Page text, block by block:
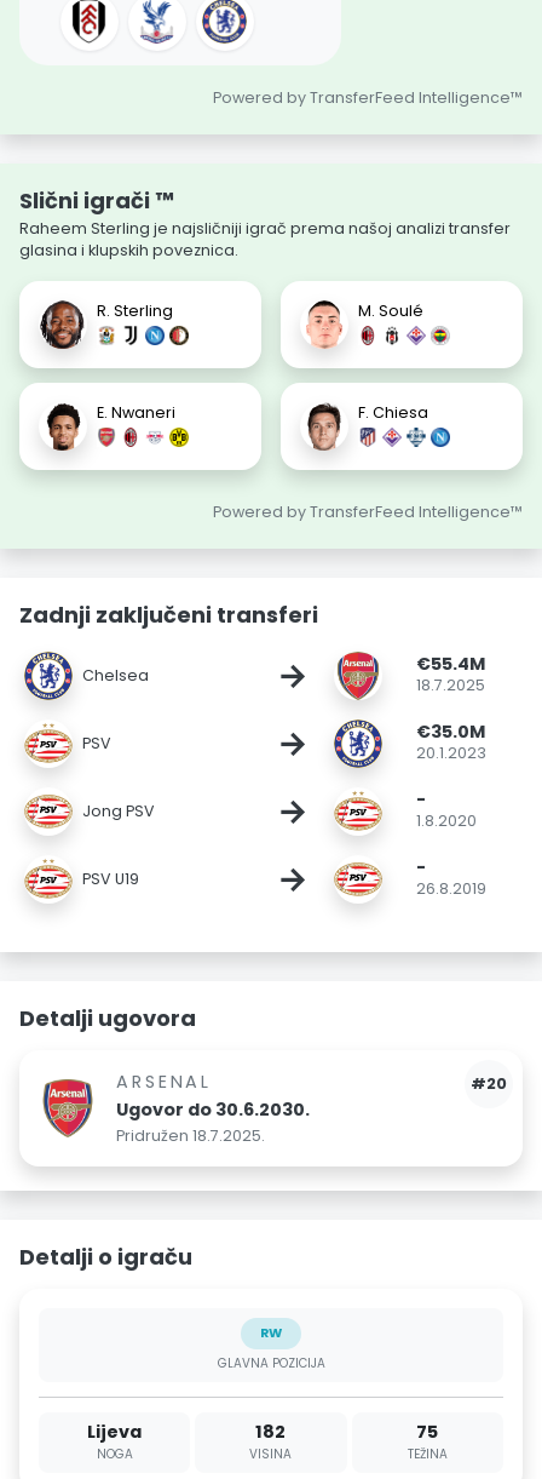
Powered by TransferFeed Intelligence™
Slični igrači ™
Raheem Sterling je najsličniji igrač prema našoj analizi transfer
glasina i klupskih poveznica.
R. Sterling M. Soulé
E. Nwaneri F. Chiesa
Powered by TransferFeed Intelligence™
Zadnji zaključeni transferi
Chelsea → €55.4M
18.7.2025
PSV → €35.0M
20.1.2023
Jong PSV → -
1.8.2020
PSV U19 → -
26.8.2019
Detalji ugovora
#20
ARSENAL
Ugovor do 30.6.2030.
Pridružen 18.7.2025.
Detalji o igraču
RW
GLAVNA POZICIJA
Lijeva
NOGA
182
VISINA
75
TEŽINA